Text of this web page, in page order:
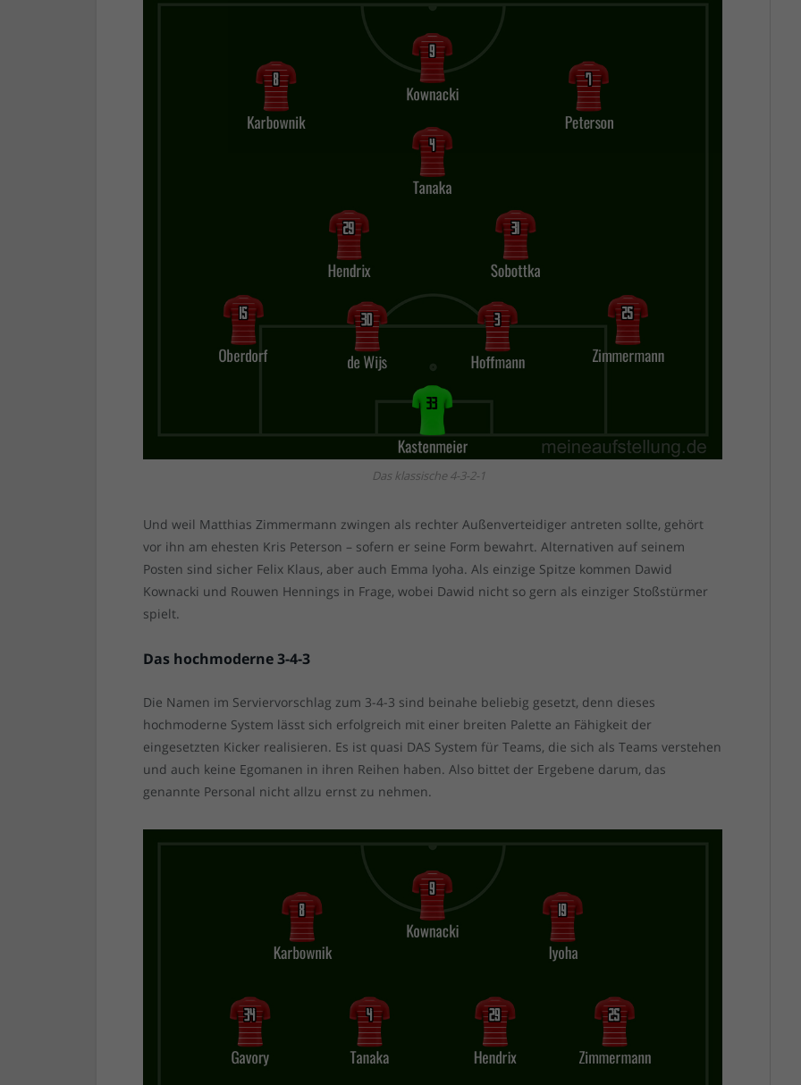
Das klassische 4-3-2-1
Und weil Matthias Zimmermann zwingen als rechter Außenverteidiger antreten sollte, gehört
vor ihn am ehesten Kris Peterson – sofern er seine Form bewahrt. Alternativen auf seinem
Posten sind sicher Felix Klaus, aber auch Emma Iyoha. Als einzige Spitze kommen Dawid
Kownacki und Rouwen Hennings in Frage, wobei Dawid nicht so gern als einziger Stoßstürmer
spielt.
Das hochmoderne 3-4-3
Die Namen im Serviervorschlag zum 3-4-3 sind beinahe beliebig gesetzt, denn dieses
hochmoderne System lässt sich erfolgreich mit einer breiten Palette an Fähigkeit der
eingesetzten Kicker realisieren. Es ist quasi DAS System für Teams, die sich als Teams verstehen
und auch keine Egomanen in ihren Reihen haben. Also bittet der Ergebene darum, das
genannte Personal nicht allzu ernst zu nehmen.